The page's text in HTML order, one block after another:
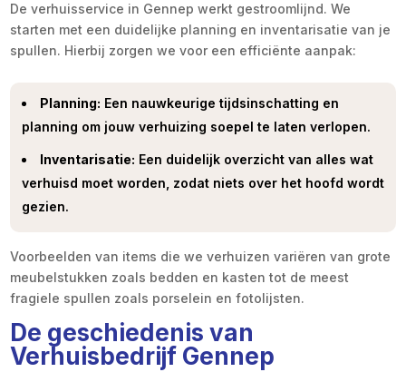
De verhuisservice in Gennep werkt gestroomlijnd. We
starten met een duidelijke planning en inventarisatie van je
spullen. Hierbij zorgen we voor een efficiënte aanpak:
Planning: Een nauwkeurige tijdsinschatting en
planning om jouw verhuizing soepel te laten verlopen.
Inventarisatie: Een duidelijk overzicht van alles wat
verhuisd moet worden, zodat niets over het hoofd wordt
gezien.
Voorbeelden van items die we verhuizen variëren van grote
meubelstukken zoals bedden en kasten tot de meest
fragiele spullen zoals porselein en fotolijsten.
De geschiedenis van
Verhuisbedrijf Gennep